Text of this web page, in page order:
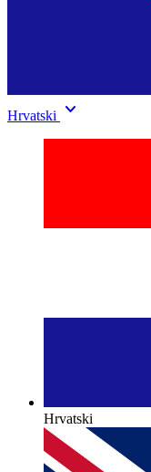
Hrvatski keyboard_arrow_down
Hrvatski